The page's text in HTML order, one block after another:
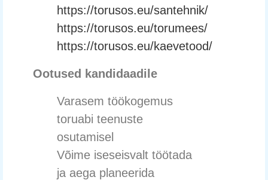
https://torusos.eu/santehnik/
https://torusos.eu/torumees/
https://torusos.eu/kaevetood/
Ootused kandidaadile
Varasem töökogemus
toruabi teenuste
osutamisel
Võime iseseisvalt töötada
ja aega planeerida